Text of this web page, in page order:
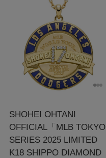
SHOHEI OHTANI
OFFICIAL「MLB TOKYO
SERIES 2025 LIMITED
K18 SHIPPO DIAMOND